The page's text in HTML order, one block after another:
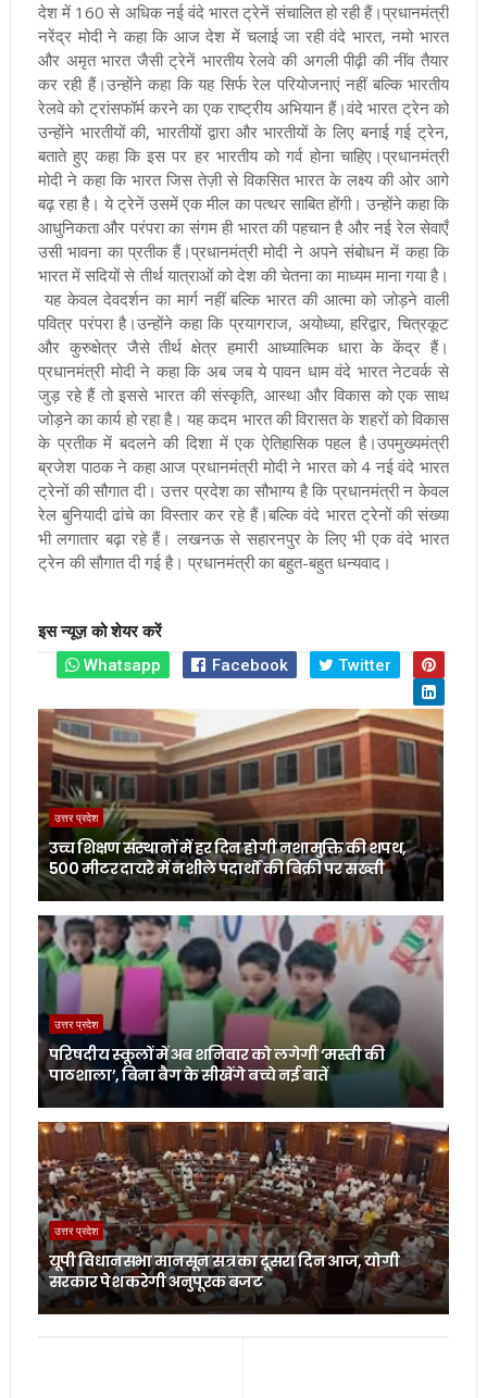
देश में 160 से अधिक नई वंदे भारत ट्रेनें संचालित हो रही हैं।प्रधानमंत्री
नरेंद्र मोदी ने कहा कि आज देश में चलाई जा रही वंदे भारत, नमो भारत
और अमृत भारत जैसी ट्रेनें भारतीय रेलवे की अगली पीढ़ी की नींव तैयार
कर रही हैं।उन्होंने कहा कि यह सिर्फ रेल परियोजनाएं नहीं बल्कि भारतीय
रेलवे को ट्रांसफॉर्म करने का एक राष्ट्रीय अभियान हैं।वंदे भारत ट्रेन को
उन्होंने भारतीयों की, भारतीयों द्वारा और भारतीयों के लिए बनाई गई ट्रेन,
बताते हुए कहा कि इस पर हर भारतीय को गर्व होना चाहिए।प्रधानमंत्री
मोदी ने कहा कि भारत जिस तेज़ी से विकसित भारत के लक्ष्य की ओर आगे
बढ़ रहा है। ये ट्रेनें उसमें एक मील का पत्थर साबित होंगी। उन्होंने कहा कि
आधुनिकता और परंपरा का संगम ही भारत की पहचान है और नई रेल सेवाएँ
उसी भावना का प्रतीक हैं।प्रधानमंत्री मोदी ने अपने संबोधन में कहा कि
भारत में सदियों से तीर्थ यात्राओं को देश की चेतना का माध्यम माना गया है।
यह केवल देवदर्शन का मार्ग नहीं बल्कि भारत की आत्मा को जोड़ने वाली
पवित्र परंपरा है।उन्होंने कहा कि प्रयागराज, अयोध्या, हरिद्वार, चित्रकूट
और कुरुक्षेत्र जैसे तीर्थ क्षेत्र हमारी आध्यात्मिक धारा के केंद्र हैं।
प्रधानमंत्री मोदी ने कहा कि अब जब ये पावन धाम वंदे भारत नेटवर्क से
जुड़ रहे हैं तो इससे भारत की संस्कृति, आस्था और विकास को एक साथ
जोड़ने का कार्य हो रहा है। यह कदम भारत की विरासत के शहरों को विकास
के प्रतीक में बदलने की दिशा में एक ऐतिहासिक पहल है।उपमुख्यमंत्री
ब्रजेश पाठक ने कहा आज प्रधानमंत्री मोदी ने भारत को 4 नई वंदे भारत
ट्रेनों की सौगात दी। उत्तर प्रदेश का सौभाग्य है कि प्रधानमंत्री न केवल
रेल बुनियादी ढांचे का विस्तार कर रहे हैं।बल्कि वंदे भारत ट्रेनों की संख्या
भी लगातार बढ़ा रहे हैं। लखनऊ से सहारनपुर के लिए भी एक वंदे भारत
ट्रेन की सौगात दी गई है। प्रधानमंत्री का बहुत-बहुत धन्यवाद।
इस न्यूज़ को शेयर करें
Whatsapp
Facebook Twitter
उत्तर प्रदेश
उच्च शिक्षण संस्थानों में हर दिन होगी नशामुक्ति की शपथ,
500 मीटर दायरे में नशीले पदार्थों की बिक्री पर सख्ती
उत्तर प्रदेश
परिषदीय स्कूलों में अब शनिवार को लगेगी ‘मस्ती की
पाठशाला’, बिना बैग के सीखेंगे बच्चे नई बातें
उत्तर प्रदेश
यूपी विधानसभा मानसून सत्र का दूसरा दिन आज, योगी
सरकार पेश करेगी अनुपूरक बजट